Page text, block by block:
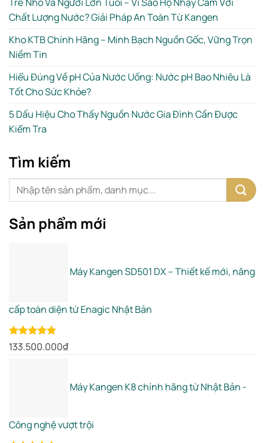
Chất Lượng Nước? Giải Pháp An Toàn Từ Kangen
Kho KTB Chính Hãng – Minh Bạch Nguồn Gốc, Vững Trọn
Niềm Tin
Hiểu Đúng Về pH Của Nước Uống: Nước pH Bao Nhiêu Là
Tốt Cho Sức Khỏe?
5 Dấu Hiệu Cho Thấy Nguồn Nước Gia Đình Cần Được
Kiểm Tra
Tìm kiếm
Sản phẩm mới
Máy Kangen SD501 DX – Thiết kế mới, nâng
cấp toàn diện từ Enagic Nhật Bản
Rated5.00
out of 5
133.500.000₫
Máy Kangen K8 chính hãng từ Nhật Bản -
Công nghệ vượt trội